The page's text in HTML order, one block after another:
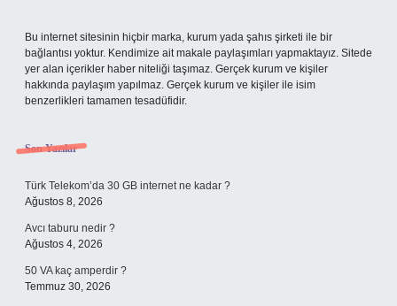
Bu internet sitesinin hiçbir marka, kurum yada şahıs şirketi ile bir
bağlantısı yoktur. Kendimize ait makale paylaşımları yapmaktayız. Sitede
yer alan içerikler haber niteliği taşımaz. Gerçek kurum ve kişiler
hakkında paylaşım yapılmaz. Gerçek kurum ve kişiler ile isim
benzerlikleri tamamen tesadüfidir.
Son Yazılar
Türk Telekom’da 30 GB internet ne kadar ?
Ağustos 8, 2026
Avcı taburu nedir ?
Ağustos 4, 2026
50 VA kaç amperdir ?
Temmuz 30, 2026